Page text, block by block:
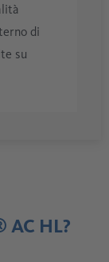
di
su
AC HL?